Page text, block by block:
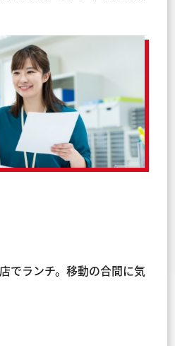
でランチ。移動の合間に気